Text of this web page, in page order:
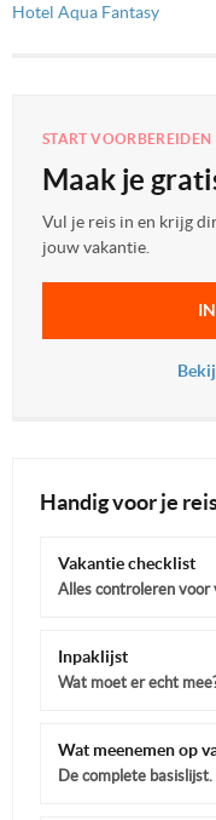
Hotel Aqua Fantasy
START VOORBEREIDEN
Maak je
Vul je reis in en krijg
jouw vakantie.
Handig voor je
Vakantie checklist
Alles controleren voor
Inpaklijst
Wat moet er echt
Wat meenemen op
De complete basislijst.